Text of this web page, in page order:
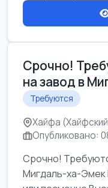
Срочно!
на завод в
Требуются
Хайфа (Хайфский
Опубликовано:
Срочно!
Мигдаль-ха-Эмек